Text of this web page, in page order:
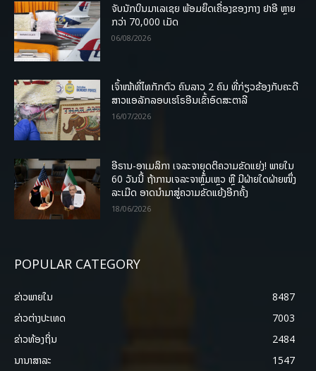
ຈັບນັກບິນມາເລເຊຍ ພ້ອມຍຶດເຄື່ອງຂອງກາງ ຢາອີ ຫຼາຍ
ກວ່າ 70,000 ເມັດ
06/08/2026
ເຈົ້າໜ້າທີ່ໄທກັກຕົວ ຄົນລາວ 2 ຄົນ ທີ່ກ່ຽວຂ້ອງກັບຄະດີ
ສາວແອລັກລອບເຮໂຣອີນເຂົ້າອົດສະຕາລີ
16/07/2026
ອີຣານ-ອາເມລິກາ ເຈລະຈາຍຸດຕິຄວາມຂັດແຍ່ງ! ພາຍໃນ
60 ວັນນີ້ ຖ້າການເຈລະຈາຫຼົ້ມເຫຼວ ຫຼື ມີຝ່າຍໃດຝ່າຍໜຶ່ງ
ລະເມີດ ອາດນໍາມາສູ່ຄວາມຂັດແຍ້ງອີກຄັ້ງ
18/06/2026
POPULAR CATEGORY
ຂ່າວພາຍ​ໃນ
8487
ຂ່າວຕ່າງປະເທດ
7003
ຂ່າວທ້ອງຖິ່ນ
2484
ນານາສາລະ
1547